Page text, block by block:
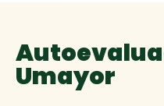
Umayor